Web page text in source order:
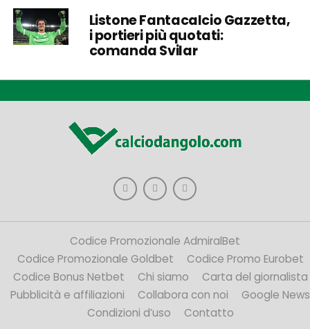
Listone Fantacalcio Gazzetta,
i portieri più quotati:
comanda Svilar
Codice Promozionale AdmiralBet
Codice Promozionale Goldbet
Codice Promo Eurobet
Codice Bonus Netbet
Chi siamo
Carta del giornalista
Pubblicità e affiliazioni
Collabora con noi
Google News
Condizioni d’uso
Contatto